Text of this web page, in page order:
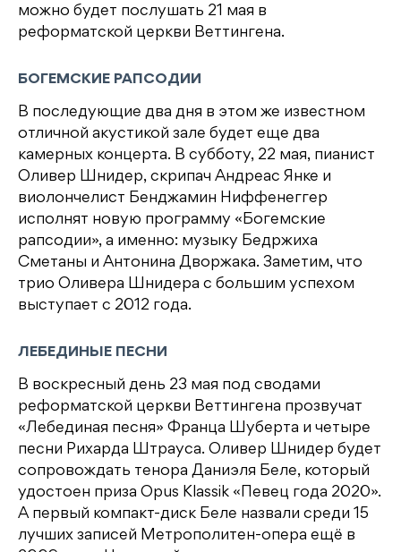
можно будет послушать 21 мая в
реформатской церкви Веттингена.
БОГЕМСКИЕ РАПСОДИИ
В последующие два дня в этом же известном
отличной акустикой зале будет еще два
камерных концерта. В субботу, 22 мая, пианист
Оливер Шнидер, скрипач Андреас Янке и
виолончелист Бенджамин Ниффенеггер
исполнят новую программу «Богемские
рапсодии», а именно: музыку Бедржиха
Сметаны и Антонина Дворжака. Заметим, что
трио Оливера Шнидера с большим успехом
выступает с 2012 года.
ЛЕБЕДИНЫЕ ПЕСНИ
В воскресный день 23 мая под сводами
реформатской церкви Веттингена прозвучат
«Лебединая песня» Франца Шуберта и четыре
песни Рихарда Штрауса. Оливер Шнидер будет
сопровождать тенора Даниэля Беле, который
удостоен приза Opus Klassik «Певец года 2020».
А первый компакт-диск Беле назвали среди 15
лучших записей Метрополитен-опера ещё в